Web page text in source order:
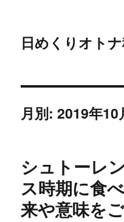
日めくりオト
月別: 2019年10
シュトーレ
ス時期に食
来や意味を